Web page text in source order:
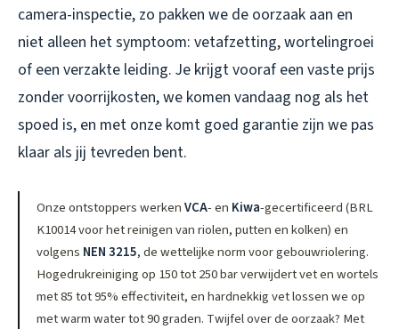
camera-inspectie, zo pakken we de oorzaak aan en
niet alleen het symptoom: vetafzetting, wortelingroei
of een verzakte leiding. Je krijgt vooraf een vaste prijs
zonder voorrijkosten, we komen vandaag nog als het
spoed is, en met onze komt goed garantie zijn we pas
klaar als jij tevreden bent.
Onze ontstoppers werkenVCA- en Kiwa-gecertificeerd (BRL
K10014 voor het reinigen van riolen, putten en kolken) en
volgens NEN 3215, de wettelijke norm voor gebouwriolering.
Hogedrukreiniging op 150 tot 250 bar verwijdert vet en wortels
met 85 tot 95% effectiviteit, en hardnekkig vet lossen we op
met warm water tot 90 graden. Twijfel over de oorzaak? Met